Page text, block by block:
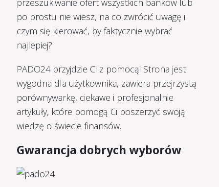
przeszukiwanie ofert wszystkich banków lub
po prostu nie wiesz, na co zwrócić uwagę i
czym się kierować, by faktycznie wybrać
najlepiej?
PADO24 przyjdzie Ci z pomocą! Strona jest
wygodna dla użytkownika, zawiera przejrzystą
porównywarkę, ciekawe i profesjonalnie
artykuły, które pomogą Ci poszerzyć swoją
wiedzę o świecie finansów.
Gwarancja dobrych wyborów